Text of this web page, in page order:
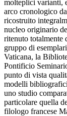
molteplici varianti,
arco cronologico
ricostruito
nucleo originario
ritenuto totalmente
gruppo di
Vaticana, la
Pontificio
punto di vista
modelli
uno studio
particolare quella
filologo francese